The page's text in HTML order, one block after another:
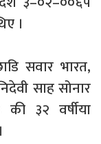
।
सवार भारत,
साह सोनार
की ३२ वर्षीया